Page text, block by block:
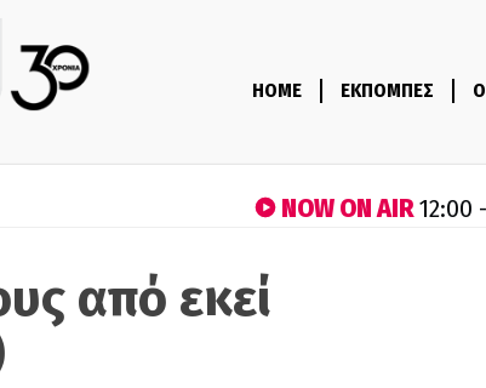
HOME ΕΚΠΟΜΠΕΣ
NOW ON AIR12:00
από εκεί